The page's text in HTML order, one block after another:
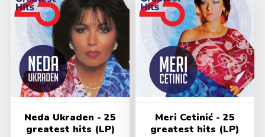
Neda Ukraden - 25
greatest hits (LP)
Meri Cetinić - 25
greatest hits (LP)